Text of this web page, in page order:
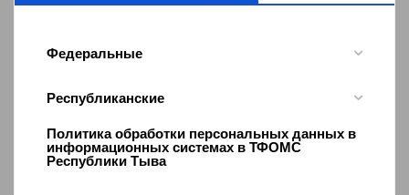
Федеральные
Республиканские
Политика обработки персональных данных в
информационных системах в ТФОМС
Республики Тыва